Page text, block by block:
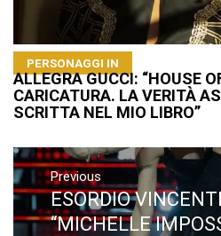
PERSONAGGI IN
ALLEGRA GUCCI: “HOUSE
CARICATURA. LA VERITÀ
SCRITTA NEL MIO LIBRO”
Navigazione
articoli
Previous
Previous
post:
ESORDIO
“MICHELLE